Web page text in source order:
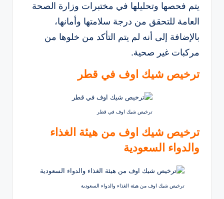
يتم فحصها وتحليلها في مختبرات وزارة الصحة
العامة للتحقق من درجة سلامتها وأمانها،
بالإضافة إلى أنه لم يتم التأكد من خلوها من
مركبات غير صحية.
ترخيص شيك اوف في قطر
ترخيص شيك اوف في قطر
ترخيص شيك اوف من هيئة الغذاء
والدواء السعودية
ترخيص شيك اوف من هيئة الغذاء والدواء السعودية